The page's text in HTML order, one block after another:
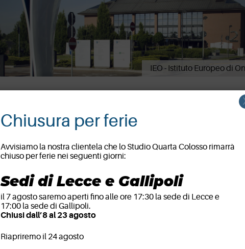
IEO - Istituto Europeo di
20 Settembre 2023
Un anno in più di
impegno: l’Unione
Lecce riconferma lo
medico dello Studio
Radiologico Quarta
Chiusura per ferie
Avvisiamo la nostra clientela che lo Studio Quarta Colosso rimarrà
chiuso per ferie nei seguenti giorni:
Sedi di Lecce e Gallipoli
il 7 agosto saremo aperti fino alle ore 17:30 la sede di Lecce e
17:00 la sede di Gallipoli.
Chiusi dall’8 al 23 agosto
Riapriremo il 24 agosto